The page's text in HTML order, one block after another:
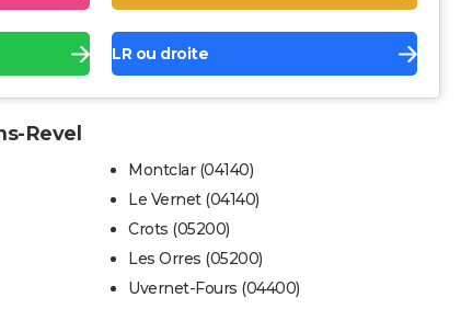
LR ou droite
Revel
Montclar (04140)
Le Vernet (04140)
Crots (05200)
Les Orres (05200)
Uvernet-Fours (04400)